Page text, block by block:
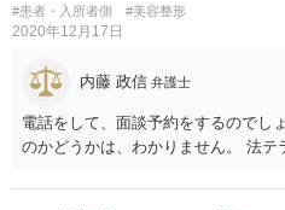
#患者・入所者側 #美容整形
2020年12月17日
内藤 政信 弁護士
電話をして、面談予約をするのでし
のかどうかは、わかりません。 法